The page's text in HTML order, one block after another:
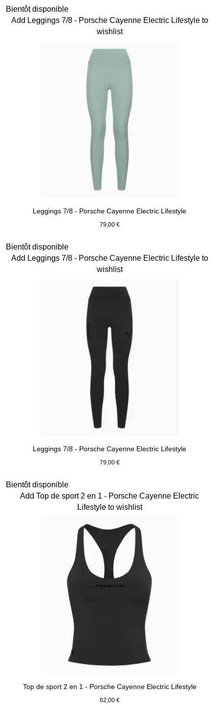
Leggings 7/8 - Porsche Cayenne Electric Lifestyle
79,00 €
Bientôt disponible
Add Leggings 7/8 - Porsche Cayenne Electric Lifestyle to
wishlist
Diapositive 5 sur 15
Leggings 7/8 - Porsche Cayenne Electric Lifestyle
79,00 €
Bientôt disponible
Add Leggings 7/8 - Porsche Cayenne Electric Lifestyle to
wishlist
Diapositive 6 sur 15
Top de sport 2 en 1 - Porsche Cayenne Electric Lifestyle
62,00 €
Bientôt disponible
Add Top de sport 2 en 1 - Porsche Cayenne Electric
Lifestyle to wishlist
Diapositive 7 sur 15